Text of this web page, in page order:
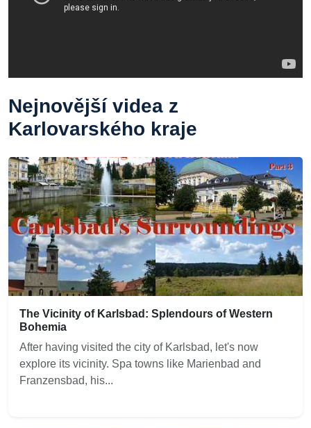
Nejnovější videa z
Karlovarského kraje
The Vicinity of Karlsbad: Splendours of Western
Bohemia
After having visited the city of Karlsbad, let's now
explore its vicinity. Spa towns like Marienbad and
Franzensbad, his...